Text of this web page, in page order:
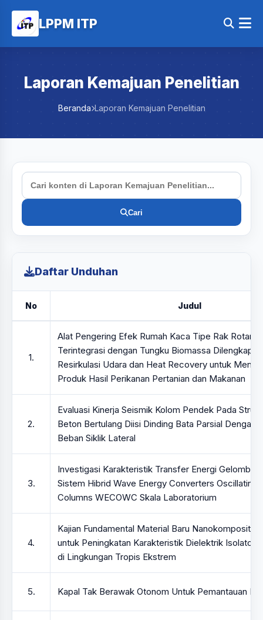
LPPM ITP
Laporan Kemajuan Penelitian
Beranda Laporan Kemajuan Penelitian
Cari
Daftar Unduhan
No Judul
1.
Alat Pengering Efek Rumah Kaca Tipe Rak Rotary
Terintegrasi dengan Tungku Biomassa Dilengkapi
Resirkulasi Udara dan Heat Recovery untuk
Produk Hasil Perikanan Pertanian dan Makanan
2.
Evaluasi Kinerja Seismik Kolom Pendek Pada
Beton Bertulang Diisi Dinding Bata Parsial Dengan
Beban Siklik Lateral
3.
Investigasi Karakteristik Transfer Energi
Sistem Hibrid Wave Energy Converters Oscillating
Columns WECOWC Skala Laboratorium
4.
Kajian Fundamental Material Baru Nanokomposit
untuk Peningkatan Karakteristik Dielektrik Isolator
di Lingkungan Tropis Ekstrem
5. Kapal Tak Berawak Otonom Untuk Pemantauan